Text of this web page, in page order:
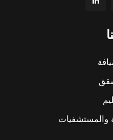
والمستشفيات